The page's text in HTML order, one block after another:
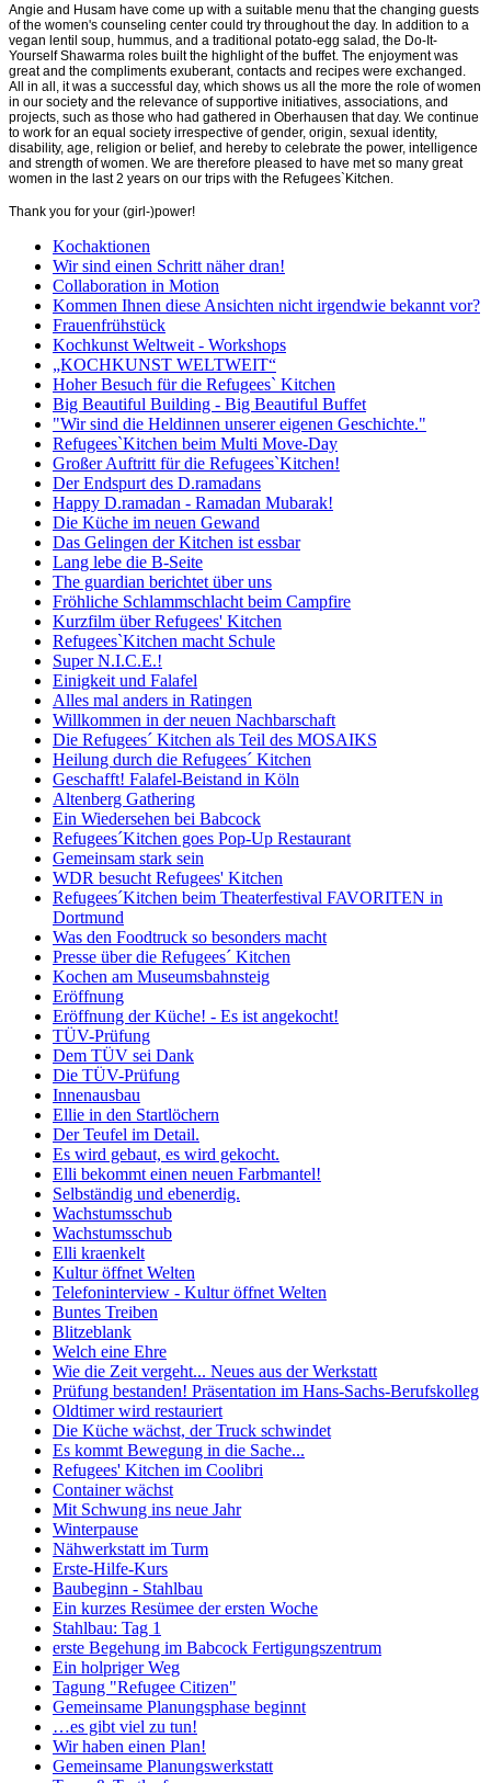
Angie and Husam have come up with a suitable menu that the changing guests
of the women's counseling center could try throughout the day. In addition to a
vegan lentil soup, hummus, and a traditional potato-egg salad, the Do-It-
Yourself Shawarma roles built the highlight of the buffet. The enjoyment was
great and the compliments exuberant, contacts and recipes were exchanged.
All in all, it was a successful day, which shows us all the more the role of women
in our society and the relevance of supportive initiatives, associations, and
projects, such as those who had gathered in Oberhausen that day. We continue
to work for an equal society irrespective of gender, origin, sexual identity,
disability, age, religion or belief, and hereby to celebrate the power, intelligence
and strength of women. We are therefore pleased to have met so many great
women in the last 2 years on our trips with the Refugees`Kitchen.
Thank you for your (girl-)power!
Kochaktionen
Wir sind einen Schritt näher dran!
Collaboration in Motion
Kommen Ihnen diese Ansichten nicht irgendwie bekannt vor?
Frauenfrühstück
Kochkunst Weltweit - Workshops
„KOCHKUNST WELTWEIT“
Hoher Besuch für die Refugees` Kitchen
Big Beautiful Building - Big Beautiful Buffet
"Wir sind die Heldinnen unserer eigenen Geschichte."
Refugees`Kitchen beim Multi Move-Day
Großer Auftritt für die Refugees`Kitchen!
Der Endspurt des D.ramadans
Happy D.ramadan - Ramadan Mubarak!
Die Küche im neuen Gewand
Das Gelingen der Kitchen ist essbar
Lang lebe die B-Seite
The guardian berichtet über uns
Fröhliche Schlammschlacht beim Campfire
Kurzfilm über Refugees' Kitchen
Refugees`Kitchen macht Schule
Super N.I.C.E.!
Einigkeit und Falafel
Alles mal anders in Ratingen
Willkommen in der neuen Nachbarschaft
Die Refugees´ Kitchen als Teil des MOSAIKS
Heilung durch die Refugees´ Kitchen
Geschafft! Falafel-Beistand in Köln
Altenberg Gathering
Ein Wiedersehen bei Babcock
Refugees´Kitchen goes Pop-Up Restaurant
Gemeinsam stark sein
WDR besucht Refugees' Kitchen
Refugees´Kitchen beim Theaterfestival FAVORITEN in
Dortmund
Was den Foodtruck so besonders macht
Presse über die Refugees´ Kitchen
Kochen am Museumsbahnsteig
Eröffnung
Eröffnung der Küche! - Es ist angekocht!
TÜV-Prüfung
Dem TÜV sei Dank
Die TÜV-Prüfung
Innenausbau
Ellie in den Startlöchern
Der Teufel im Detail.
Es wird gebaut, es wird gekocht.
Elli bekommt einen neuen Farbmantel!
Selbständig und ebenerdig.
Wachstumsschub
Wachstumsschub
Elli kraenkelt
Kultur öffnet Welten
Telefoninterview - Kultur öffnet Welten
Buntes Treiben
Blitzeblank
Welch eine Ehre
Wie die Zeit vergeht... Neues aus der Werkstatt
Prüfung bestanden! Präsentation im Hans-Sachs-Berufskolleg
Oldtimer wird restauriert
Die Küche wächst, der Truck schwindet
Es kommt Bewegung in die Sache...
Refugees' Kitchen im Coolibri
Container wächst
Mit Schwung ins neue Jahr
Winterpause
Nähwerkstatt im Turm
Erste-Hilfe-Kurs
Baubeginn - Stahlbau
Ein kurzes Resümee der ersten Woche
Stahlbau: Tag 1
erste Begehung im Babcock Fertigungszentrum
Ein holpriger Weg
Tagung "Refugee Citizen"
Gemeinsame Planungsphase beginnt
…es gibt viel zu tun!
Wir haben einen Plan!
Gemeinsame Planungswerkstatt